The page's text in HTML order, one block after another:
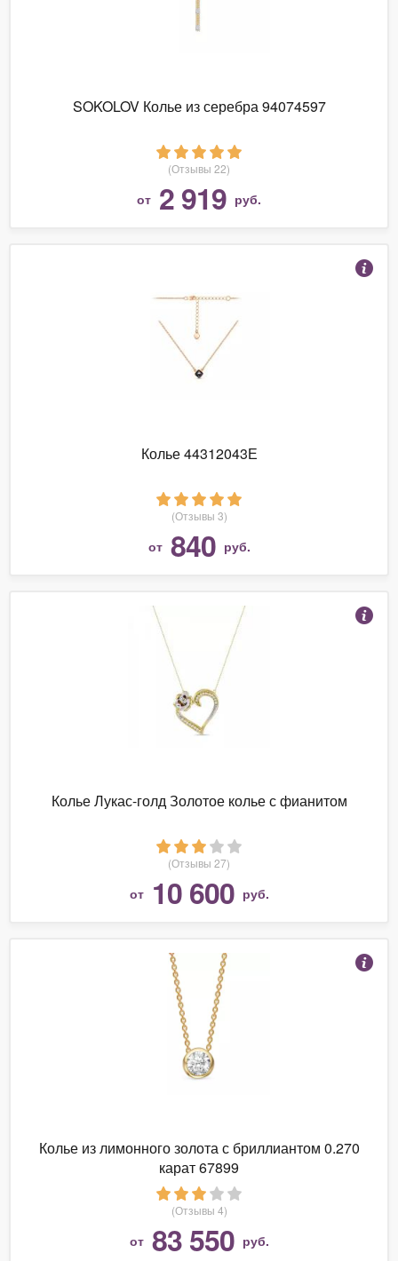
SOKOLOV Колье из серебра 94074597
(Отзывы 22)
от 2 919 руб.
Колье 44312043Е
(Отзывы 3)
от 840 руб.
Колье Лукас-голд Золотое колье с фианитом
(Отзывы 27)
от 10 600 руб.
Колье из лимонного золота с бриллиантом 0.270
карат 67899
(Отзывы 4)
от 83 550 руб.